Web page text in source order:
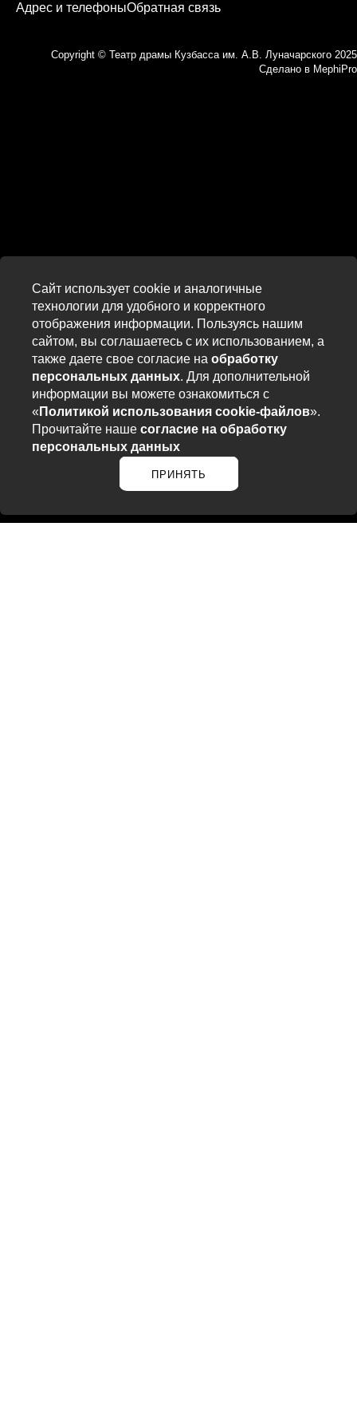
Адрес и телефоныОбратная связь
Copyright © Театр драмы Кузбасса им. А.В. Луначарского 2025
Сделано в MephiPro
Сайт использует cookie и аналогичные
технологии для удобного и корректного
отображения информации. Пользуясь нашим
сайтом, вы соглашаетесь с их использованием, а
также даете свое согласие на обработку
персональных данных. Для дополнительной
информации вы можете ознакомиться с
« Политикой использования cookie-файлов».
Прочитайте наше согласие на обработку
персональных данных
ПРИНЯТЬ